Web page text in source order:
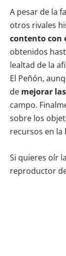
A pesar de la
otros rivales
contento con
obtenidos
lealtad de la
El Peñón,
de mejorar
campo.
sobre los
recursos en la
Si quieres oír
reproductor